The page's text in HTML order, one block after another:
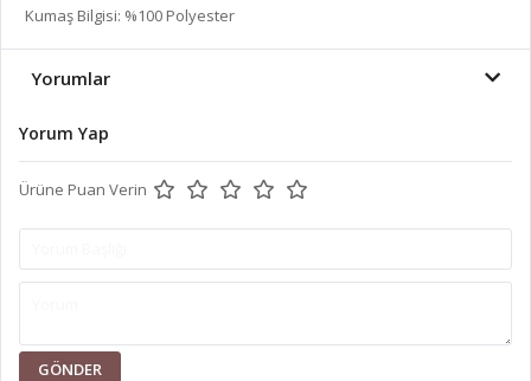
Kumaş Bilgisi: %100 Polyester
Yorumlar
Yorum Yap
Ürüne Puan Verin
GÖNDER